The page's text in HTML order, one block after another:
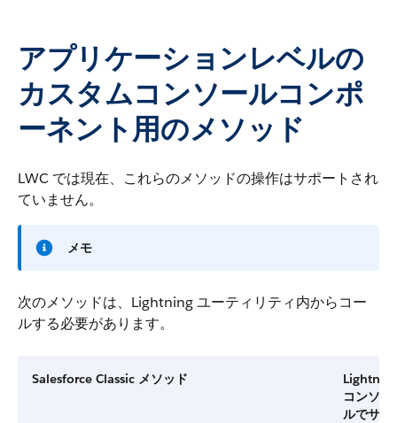
アプリケーションレベルの
カスタムコンソールコンポ
ーネント用のメソッド
LWC では現在、これらのメソッドの操作はサポートされ
ていません。
メモ
次のメソッドは、Lightning ユーティリティ内からコー
ルする必要があります。
Salesforce Classic メソッド
コンソー
ルでサポ